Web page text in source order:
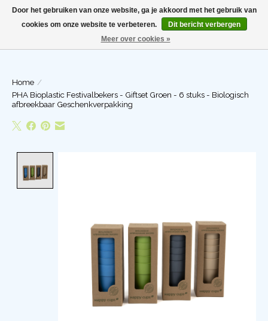
Home /
PHA Bioplastic Festivalbekers - Giftset Groen - 6 stuks - Biologisch
afbreekbaar Geschenkverpakking
Door het gebruiken van onze website, ga je akkoord met het gebruik van
cookies om onze website te verbeteren.
Dit bericht verbergen
Meer over cookies »